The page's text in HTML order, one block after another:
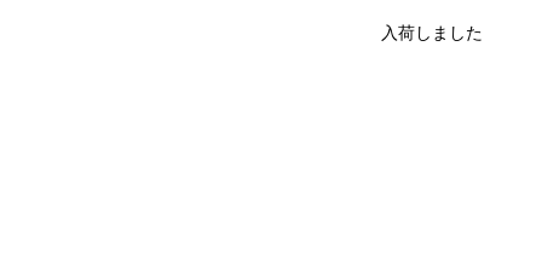
入荷しました